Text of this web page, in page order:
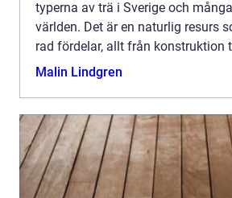
typerna av trä i Sverige och
världen. Det är en naturlig resurs
rad fördelar, allt från konstruktion
Malin Lindgren